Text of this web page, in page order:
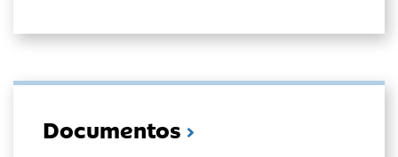
Documentos